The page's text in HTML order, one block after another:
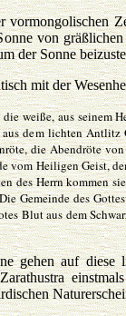
vormongolischen
von
der Sonne
mit der
weiße, aus seinem
dem lichten
die Abendröte
vom Heiligen Geist,
des Herrn kommen
Gemeinde des
Blut aus dem
gehen auf